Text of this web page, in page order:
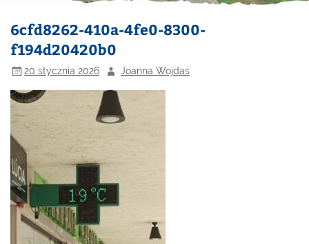
6cfd8262-410a-4fe0-8300-
f194d20420b0
20 stycznia 2026 Joanna Wojdas